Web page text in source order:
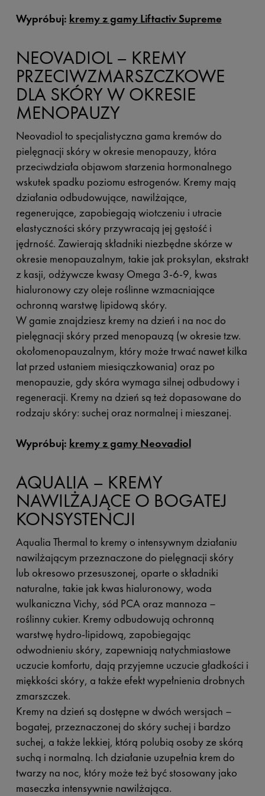
Wypróbuj: kremy z gamy Liftactiv Supreme
NEOVADIOL – KREMY
PRZECIWZMARSZCZKOWE
DLA SKÓRY W OKRESIE
MENOPAUZY
Neovadiol to specjalistyczna gama kremów do
pielęgnacji skóry w okresie menopauzy, która
przeciwdziała objawom starzenia hormonalnego
wskutek spadku poziomu estrogenów. Kremy mają
działania odbudowujące, nawilżające,
regenerujące, zapobiegają wiotczeniu i utracie
elastyczności skóry przywracają jej gęstość i
jędrność. Zawierają składniki niezbędne skórze w
okresie menopauzalnym, takie jak proksylan, ekstrakt
z kasji, odżywcze kwasy Omega 3-6-9, kwas
hialuronowy czy oleje roślinne wzmacniające
ochronną warstwę lipidową skóry.
W gamie znajdziesz kremy na dzień i na noc do
pielęgnacji skóry przed menopauzą (w okresie tzw.
okołomenopauzalnym, który może trwać nawet kilka
lat przed ustaniem miesiączkowania) oraz po
menopauzie, gdy skóra wymaga silnej odbudowy i
regeneracji. Kremy na dzień są też dopasowane do
rodzaju skóry: suchej oraz normalnej i mieszanej.
Wypróbuj: kremy z gamy Neovadiol
AQUALIA – KREMY
NAWILŻAJĄCE O BOGATEJ
KONSYSTENCJI
Aqualia Thermal to kremy o intensywnym działaniu
nawilżającym przeznaczone do pielęgnacji skóry
lub okresowo przesuszonej, oparte o składniki
naturalne, takie jak kwas hialuronowy, woda
wulkaniczna Vichy, sód PCA oraz mannoza –
roślinny cukier. Kremy odbudowują ochronną
warstwę hydro-lipidową, zapobiegając
odwodnieniu skóry, zapewniają natychmiastowe
uczucie komfortu, dają przyjemne uczucie gładkości i
miękkości skóry, a także efekt wypełnienia drobnych
zmarszczek.
Kremy na dzień są dostępne w dwóch wersjach –
bogatej, przeznaczonej do skóry suchej i bardzo
suchej, a także lekkiej, którą polubią osoby ze skórą
suchą i normalną. Ich działanie uzupełnia krem do
twarzy na noc, który może też być stosowany jako
maseczka intensywnie nawilżająca.